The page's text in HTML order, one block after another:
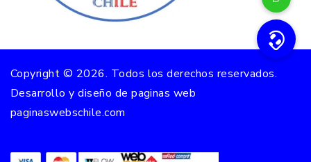
Copyright © 2026. Todos los derechos reservados.
Desarrollo y diseño de paginas web
paginaswebschile.com